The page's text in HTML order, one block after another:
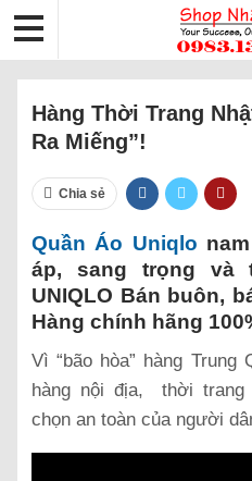
Hàng Thời Trang
Ra Miếng”!
Chia sẻ
Quần Áo Uniqlo
áp, sang trọng và
UNIQLO Bán buôn,
Hàng chính hãng
Vì “bão hòa” hàng Trung
hàng nội địa, thời
chọn an toàn của người